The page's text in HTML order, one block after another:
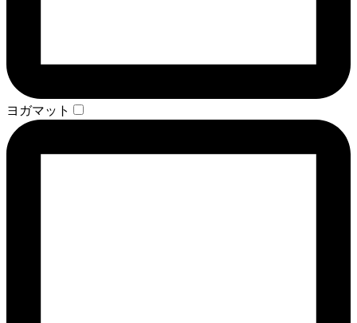
ヨガマット